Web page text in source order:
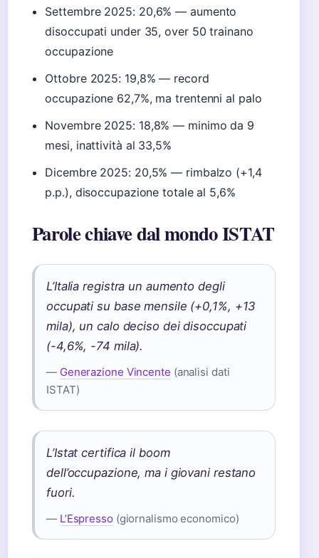
Settembre 2025: 20,6% — aumento
disoccupati under 35, over 50 trainano
occupazione
Ottobre 2025: 19,8% — record
occupazione 62,7%, ma trentenni al palo
Novembre 2025: 18,8% — minimo da 9
mesi, inattività al 33,5%
Dicembre 2025: 20,5% — rimbalzo (+1,4
p.p.), disoccupazione totale al 5,6%
Parole chiave dal mondo ISTAT
L’Italia registra un aumento degli
occupati su base mensile (+0,1%, +13
mila), un calo deciso dei disoccupati
(-4,6%, -74 mila).
— Generazione Vincente (analisi dati
ISTAT)
L’Istat certifica il boom
dell’occupazione, ma i giovani restano
fuori.
— L’Espresso(giornalismo economico)